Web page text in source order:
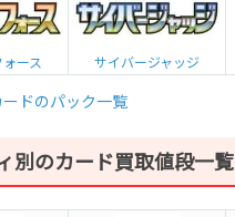
ース サイバージャッジ
ドのパック一覧
別のカード買取値段一覧